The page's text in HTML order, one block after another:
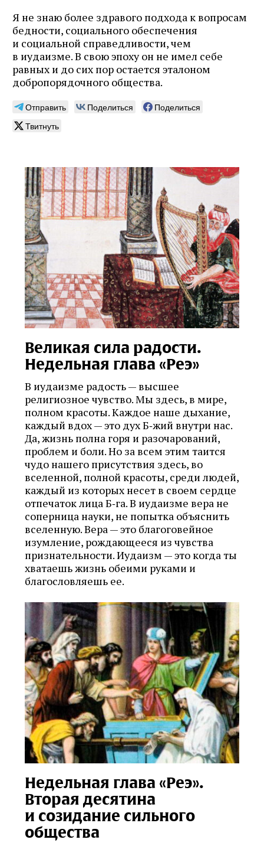
Я не знаю более здравого подхода к вопросам
бедности, социального обеспечения
и социальной справедливости, чем
в иудаизме. В свою эпоху он не имел себе
равных и до сих пор остается эталоном
добропорядочного общества.
Отправить Поделиться
Поделиться
Твитнуть
Великая сила радости.
Недельная глава «Реэ»
В иудаизме радость — высшее
религиозное чувство. Мы здесь, в мире,
полном красоты. Каждое наше дыхание,
каждый вдох — это дух Б‑жий внутри нас.
Да, жизнь полна горя и разочарований,
проблем и боли. Но за всем этим таится
чудо нашего присутствия здесь, во
вселенной, полной красоты, среди людей,
каждый из которых несет в своем сердце
отпечаток лица Б‑га. В иудаизме вера не
соперница науки, не попытка объяснить
вселенную. Вера — это благоговейное
изумление, рождающееся из чувства
признательности. Иудаизм — это когда ты
хватаешь жизнь обеими руками и
благословляешь ее.
Недельная глава «Реэ».
Вторая десятина
и созидание сильного
общества